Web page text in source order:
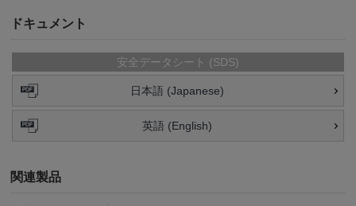
ドキュメント
安全データシート (SDS)
日本語 (Japanese)
英語 (English)
関連製品